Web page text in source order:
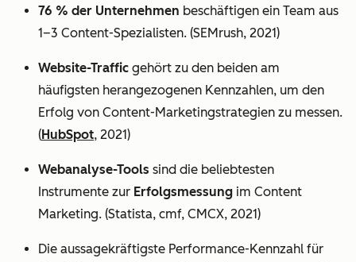
76 % der Unternehmen beschäftigen ein Team aus
1–3 Content-Spezialisten. (SEMrush, 2021)
Website-Traffic gehört zu den beiden am
häufigsten herangezogenen Kennzahlen, um den
Erfolg von Content-Marketingstrategien zu messen.
(HubSpot, 2021)
Webanalyse-Tools sind die beliebtesten
Instrumente zur Erfolgsmessung im Content
Marketing. (Statista, cmf, CMCX, 2021)
Die aussagekräftigste Performance-Kennzahl für